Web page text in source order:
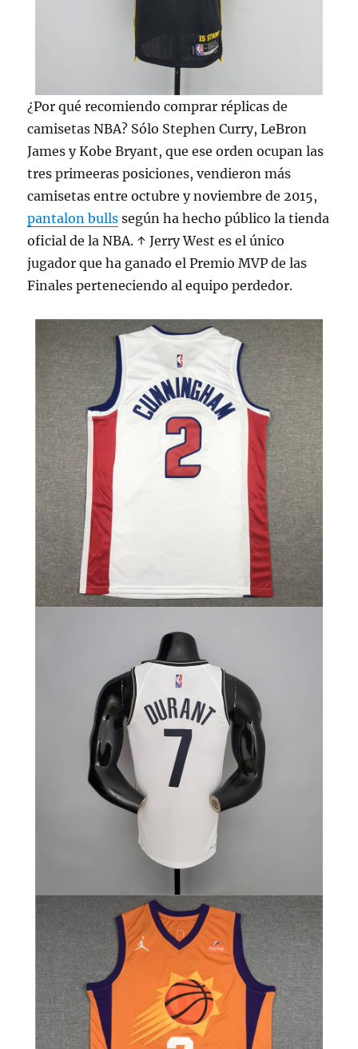
¿Por qué recomiendo comprar réplicas de
camisetas NBA? Sólo Stephen Curry, LeBron
James y Kobe Bryant, que ese orden ocupan las
tres primeeras posiciones, vendieron más
camisetas entre octubre y noviembre de 2015,
pantalon bulls según ha hecho público la tienda
oficial de la NBA. ↑ Jerry West es el único
jugador que ha ganado el Premio MVP de las
Finales perteneciendo al equipo perdedor.